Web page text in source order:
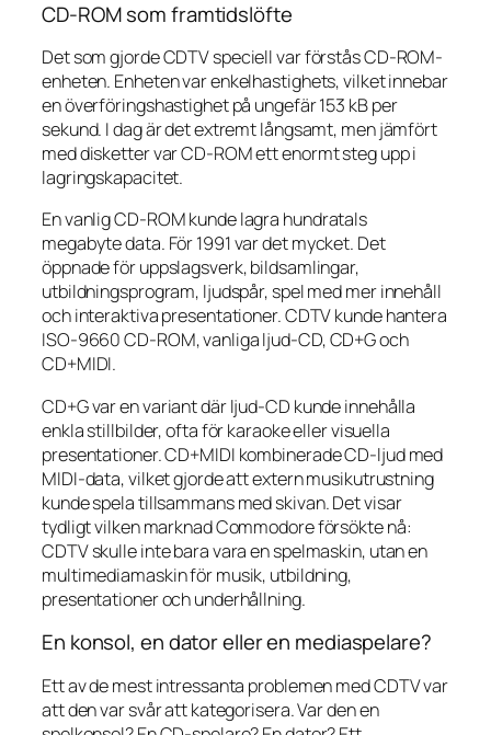
CD-ROM som framtidslöfte
Det som gjorde CDTV speciell var förstås CD-ROM-
enheten. Enheten var enkelhastighets, vilket innebar
en överföringshastighet på ungefär 153 kB per
sekund. I dag är det extremt långsamt, men jämfört
med disketter var CD-ROM ett enormt steg upp i
lagringskapacitet.
En vanlig CD-ROM kunde lagra hundratals
megabyte data. För 1991 var det mycket. Det
öppnade för uppslagsverk, bildsamlingar,
utbildningsprogram, ljudspår, spel med mer innehåll
och interaktiva presentationer. CDTV kunde hantera
ISO-9660 CD-ROM, vanliga ljud-CD, CD+G och
CD+MIDI.
CD+G var en variant där ljud-CD kunde innehålla
enkla stillbilder, ofta för karaoke eller visuella
presentationer. CD+MIDI kombinerade CD-ljud med
MIDI-data, vilket gjorde att extern musikutrustning
kunde spela tillsammans med skivan. Det visar
tydligt vilken marknad Commodore försökte nå:
CDTV skulle inte bara vara en spelmaskin, utan en
multimediamaskin för musik, utbildning,
presentationer och underhållning.
En konsol, en dator eller en mediaspelare?
Ett av de mest intressanta problemen med CDTV var
att den var svår att kategorisera. Var den en